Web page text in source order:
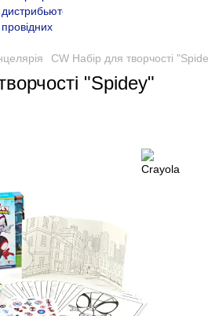
CW Набір для творчості
"Spidey"